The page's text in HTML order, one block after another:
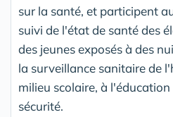
sur la santé, et participent
suivi de l'état de santé des
des jeunes exposés à des
la surveillance sanitaire de
milieu scolaire, à
sécurité.